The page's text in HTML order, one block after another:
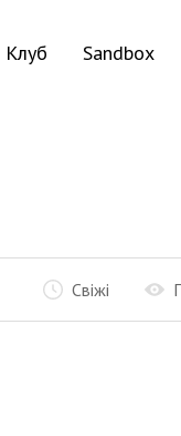
Клуб Sandbox
Свіжі